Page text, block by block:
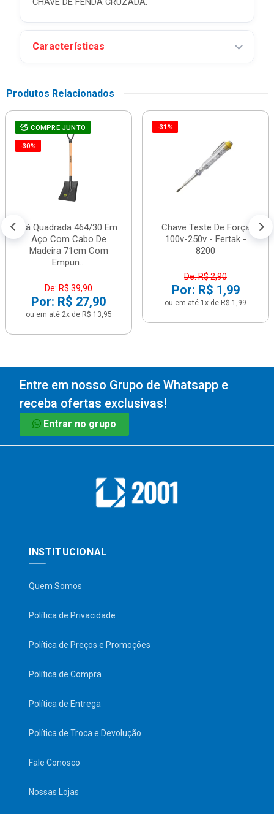
CHAVE DE FENDA CRUZADA.
Características
Produtos Relacionados
COMPRE JUNTO
-30%
Pá Quadrada 464/30 Em
Aço Com Cabo De
Madeira 71cm Com
Empun...
De: R$ 39,90
Por: R$ 27,90
ou em até 2x de R$ 13,95
-31%
Chave Teste De Força
100v-250v - Fertak -
8200
De: R$ 2,90
Por: R$ 1,99
ou em até 1x de R$ 1,99
Entre em nosso Grupo de Whatsapp e
receba ofertas exclusivas!
Entrar no grupo
INSTITUCIONAL
Quem Somos
Política de Privacidade
Política de Preços e Promoções
Política de Compra
Política de Entrega
Política de Troca e Devolução
Fale Conosco
Nossas Lojas